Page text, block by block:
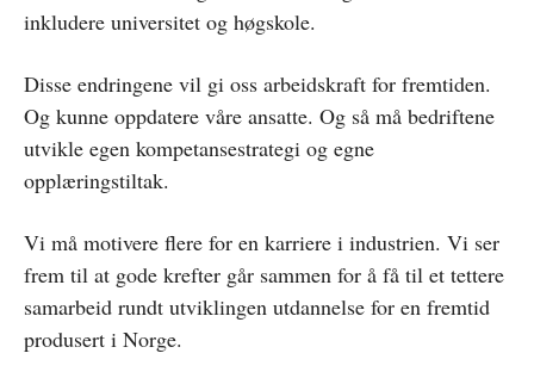
inkludere universitet og høgskole.
Disse endringene vil gi oss arbeidskraft for fremtiden.
Og kunne oppdatere våre ansatte. Og så må bedriftene
utvikle egen kompetansestrategi og egne
opplæringstiltak.
Vi må motivere flere for en karriere i industrien. Vi ser
frem til at gode krefter går sammen for å få til et tettere
samarbeid rundt utviklingen utdannelse for en fremtid
produsert i Norge.